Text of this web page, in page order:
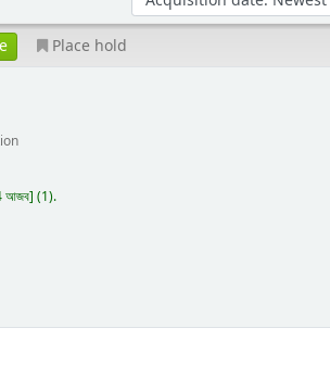
Place hold
আজব (1).